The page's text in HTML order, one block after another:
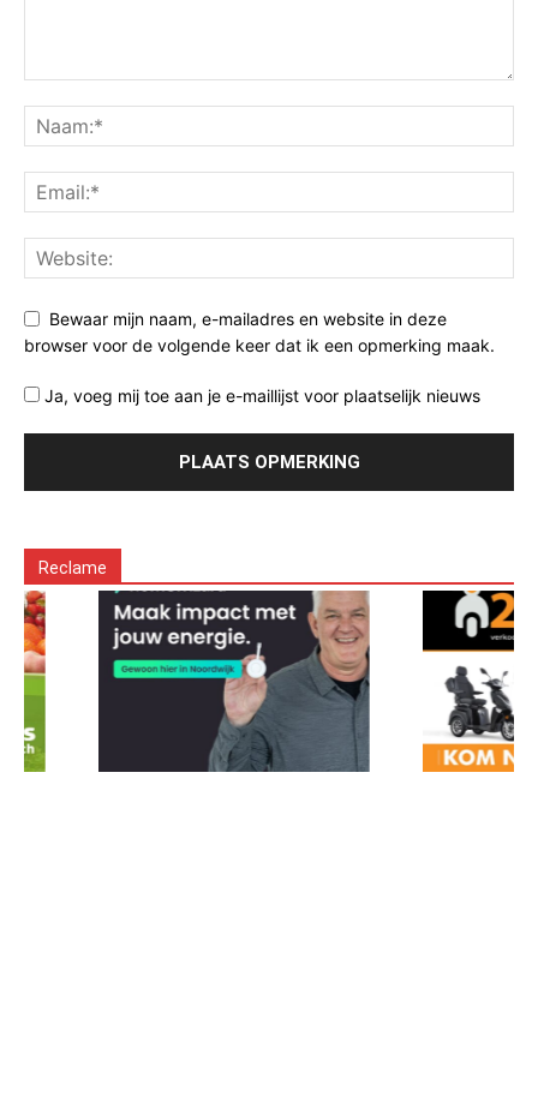
Bewaar mijn naam, e-mailadres en website in deze
browser voor de volgende keer dat ik een opmerking maak.
Ja, voeg mij toe aan je e-maillijst voor plaatselijk nieuws
Reclame